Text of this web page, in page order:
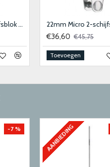
22mm Micro 1-schijfsblok met hondsvot en sluiting
€36,60 €45,75
Toevoegen
-7 % AANBIEDING